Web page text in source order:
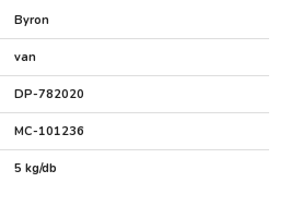
Byron
van
DP-782020
MC-101236
5 kg/db